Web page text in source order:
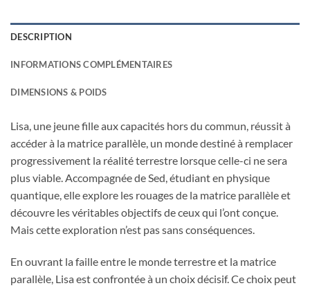
DESCRIPTION
INFORMATIONS COMPLÉMENTAIRES
DIMENSIONS & POIDS
Lisa, une jeune fille aux capacités hors du commun, réussit à
accéder à la matrice parallèle, un monde destiné à remplacer
progressivement la réalité terrestre lorsque celle-ci ne sera
plus viable. Accompagnée de Sed, étudiant en physique
quantique, elle explore les rouages de la matrice parallèle et
découvre les véritables objectifs de ceux qui l’ont conçue.
Mais cette exploration n’est pas sans conséquences.
En ouvrant la faille entre le monde terrestre et la matrice
parallèle, Lisa est confrontée à un choix décisif. Ce choix peut